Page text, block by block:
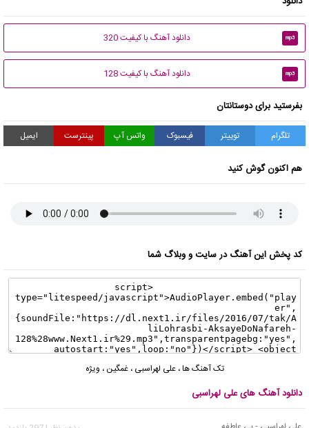
mp3 دانلود آهنگ با کیفیت 320
mp3 دانلود آهنگ با کیفیت 128
بفرستید برای دوستانتان
تلگرام توییتر فیسبوک واتس آپ پینترست ایمیل
هم اکنون گوش کنید
کد پخش این آهنگ در سایت و وبلاگ شما
تک آهنگ ها،علی لهراسبی ،غمگین ، ویژه
دانلود آهنگ های علی لهراسبی